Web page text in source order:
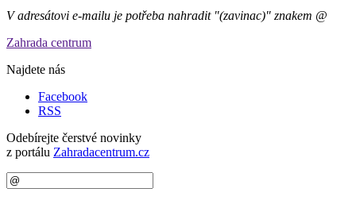
V adresátovi e-mailu je potřeba nahradit "(zavinac)" znakem @
Zahrada centrum
Najdete nás
Facebook
RSS
Odebírejte čerstvé novinky
z portálu Zahradacentrum.cz